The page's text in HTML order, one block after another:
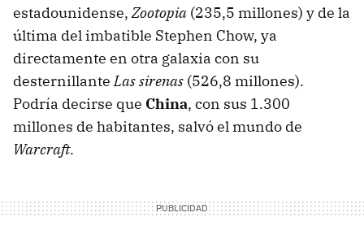
estadounidense,Zootopia (235,5 millones) y de la
última del imbatible Stephen Chow, ya
directamente en otra galaxia con su
desternillanteLas sirenas (526,8 millones).
Podría decirse que China, con sus 1.300
millones de habitantes, salvó el mundo de
Warcraft.